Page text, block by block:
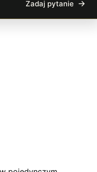
Zadaj pytanie